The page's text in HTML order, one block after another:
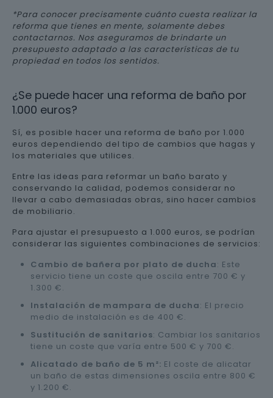
*Para conocer precisamente cuánto cuesta realizar la
reforma que tienes en mente, solamente debes
contactarnos. Nos aseguramos de brindarte un
presupuesto adaptado a las características de tu
propiedad en todos los sentidos.
¿Se puede hacer una reforma de baño por
1.000 euros?
Sí, es posible hacer una reforma de baño por 1.000
euros dependiendo del tipo de cambios que hagas y
los materiales que utilices.
Entre las ideas para reformar un baño barato y
conservando la calidad, podemos considerar no
llevar a cabo demasiadas obras, sino hacer cambios
de mobiliario.
Para ajustar el presupuesto a 1.000 euros, se podrían
considerar las siguientes combinaciones de servicios:
Cambio de bañera por plato de ducha: Este
servicio tiene un coste que oscila entre 700 € y
1.300 €.
Instalación de mampara de ducha: El precio
medio de instalación es de 400 €.
Sustitución de sanitarios: Cambiar los sanitarios
tiene un coste que varía entre 500 € y 700 €.
Alicatado de baño de 5 m²: El coste de alicatar
un baño de estas dimensiones oscila entre 800 €
y 1.200 €.